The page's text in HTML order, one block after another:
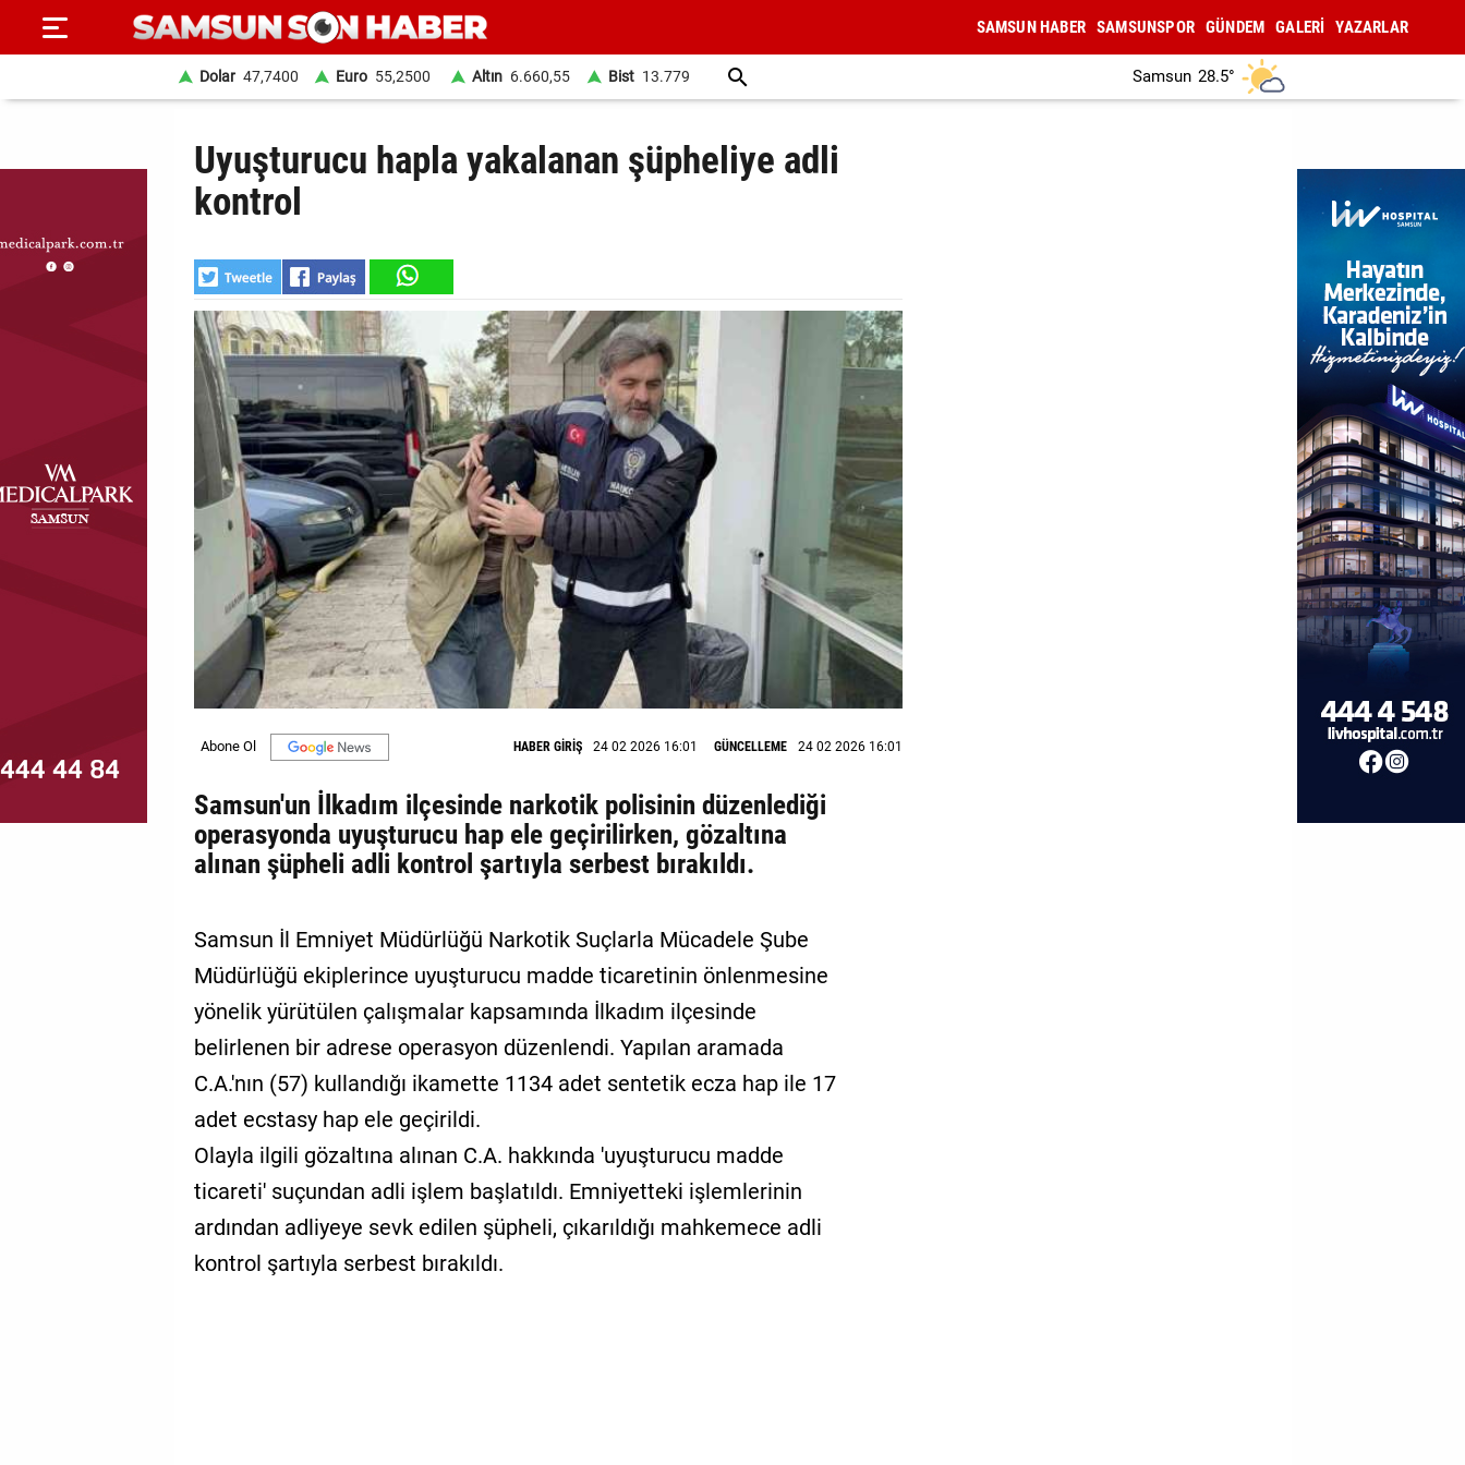
SAYFA
HABER
DÜNYA
MAGAZİN
Künye
İletişim
SAMSUN HABER SAMSUNSPOR GÜNDEM GALERİ YAZARLAR
Dolar 47,7400 Euro 55,2500 Altın 6.660,55 Bist 13.779 Samsun 28.5°
Uyuşturucu hapla yakalanan şüpheliye adli
kontrol
HABER GİRİŞ 24 02 2026 16:01 GÜNCELLEME 24 02 2026 16:01
Samsun'un İlkadım ilçesinde narkotik polisinin düzenlediği
operasyonda uyuşturucu hap ele geçirilirken, gözaltına
alınan şüpheli adli kontrol şartıyla serbest bırakıldı.
Samsun İl Emniyet Müdürlüğü Narkotik Suçlarla Mücadele Şube
Müdürlüğü ekiplerince uyuşturucu madde ticaretinin önlenmesine
yönelik yürütülen çalışmalar kapsamında İlkadım ilçesinde
belirlenen bir adrese operasyon düzenlendi. Yapılan aramada
C.A.'nın (57) kullandığı ikamette 1134 adet sentetik ecza hap ile 17
adet ecstasy hap ele geçirildi.
Olayla ilgili gözaltına alınan C.A. hakkında 'uyuşturucu madde
ticareti' suçundan adli işlem başlatıldı. Emniyetteki işlemlerinin
ardından adliyeye sevk edilen şüpheli, çıkarıldığı mahkemece adli
kontrol şartıyla serbest bırakıldı.